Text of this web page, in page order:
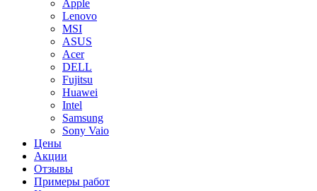
Apple
Lenovo
MSI
ASUS
Acer
DELL
Fujitsu
Huawei
Intel
Samsung
Sony Vaio
Цены
Акции
Отзывы
Примеры работ